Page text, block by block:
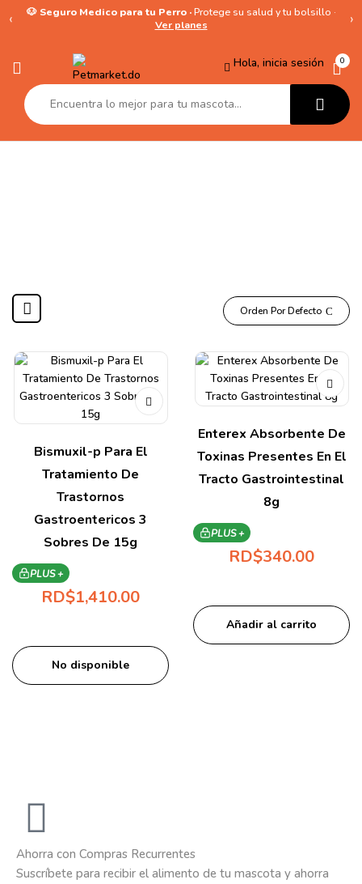
‹ 🐶 Seguro Medico para tu Perro ·Protege su salud y tu bolsillo ·
Ver planes
›
Hola, inicia sesión 0
Orden Por Defecto
Bismuxil-p Para El
Tratamiento De
Trastornos
Gastroentericos 3
Sobres De 15g
PLUS +
RD$1,410.00
No disponible
Enterex Absorbente De
Toxinas Presentes En El
Tracto Gastrointestinal
8g
PLUS +
RD$340.00
Añadir al carrito
Ahorra con Compras Recurrentes
Suscríbete para recibir el alimento de tu mascota y ahorra